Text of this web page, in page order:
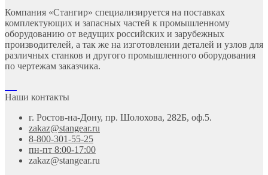
Компания «Стангир» специализируется на поставках
комплектующих и запасных частей к промышленному
оборудованию от ведущих российских и зарубежных
производителей, а так же на изготовлении деталей и узлов для
различных станков и другого промышленного оборудования
по чертежам заказчика.
Наши контакты
г. Ростов-на-Дону, пр. Шолохова, 282Б, оф.5.
zakaz@stangear.ru
8-800-301-55-25
пн-пт 8:00-17:00
zakaz@stangear.ru